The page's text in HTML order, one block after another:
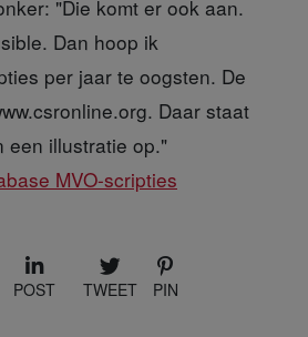
"Die komt er ook aan.
Dan hoop ik
per jaar te oogsten. De
Daar staat
een illustratie op."
MVO-scripties
POST TWEET PIN